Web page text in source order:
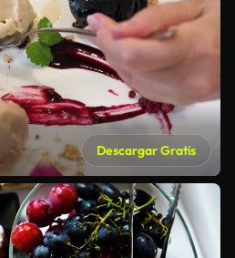
Descargar Gratis